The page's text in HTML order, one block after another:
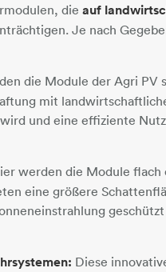
dieauf
Je nach
die Module der Agri PV
mit
und eine effiziente
werden die Module flach
eine größere
Diese